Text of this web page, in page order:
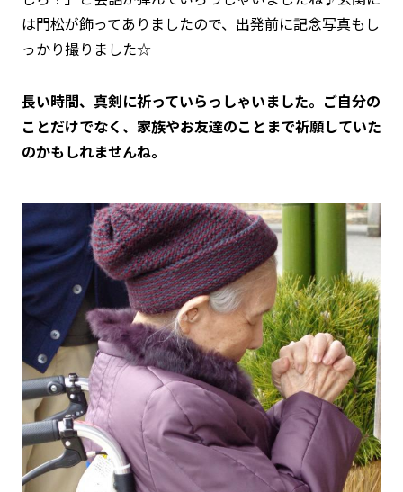
は門松が飾ってありましたので、出発前に記念写真もし
っかり撮りました☆
長い時間、真剣に祈っていらっしゃいました。ご自分の
ことだけでなく、家族やお友達のことまで祈願していた
のかもしれませんね。